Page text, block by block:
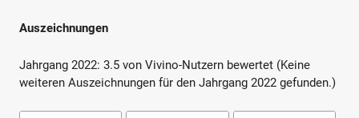
Auszeichnungen
Jahrgang 2022: 3.5 von Vivino-Nutzern bewertet (Keine
weiteren Auszeichnungen für den Jahrgang 2022 gefunden.)